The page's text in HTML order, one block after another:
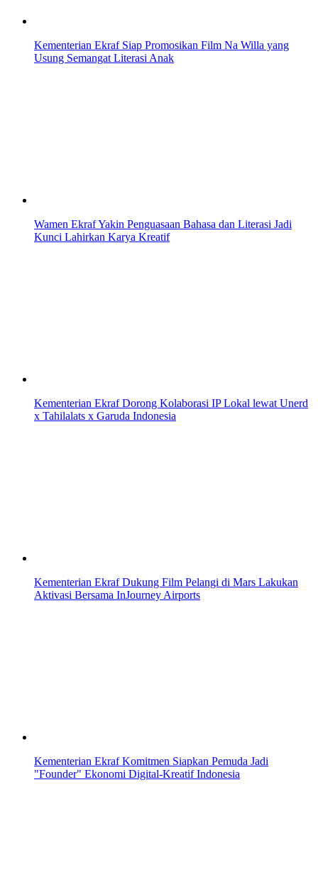
Kementerian Ekraf Siap Promosikan Film Na Willa yang
Usung Semangat Literasi Anak
Wamen Ekraf Yakin Penguasaan Bahasa dan Literasi Jadi
Kunci Lahirkan Karya Kreatif
Kementerian Ekraf Dorong Kolaborasi IP Lokal lewat Unerd
x Tahilalats x Garuda Indonesia
Kementerian Ekraf Dukung Film Pelangi di Mars Lakukan
Aktivasi Bersama InJourney Airports
Kementerian Ekraf Komitmen Siapkan Pemuda Jadi
"Founder" Ekonomi Digital-Kreatif Indonesia